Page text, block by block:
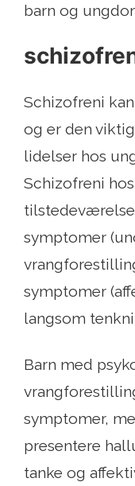
barn og
Schizofreni
og er den
lidelser hos
Schizofreni
symptomer
symptomer
langsom
Barn med
symptomer,
presentere
tanke og